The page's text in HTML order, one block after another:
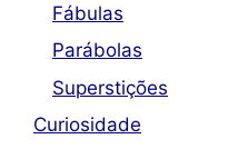
Fábulas
Parábolas
Superstições
Curiosidade